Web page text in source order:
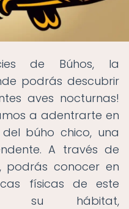
de Búhos, la
podrás descubrir
aves nocturnas!
a adentrarte en
búho chico, una
A través de
podrás conocer en
físicas de este
su hábitat,